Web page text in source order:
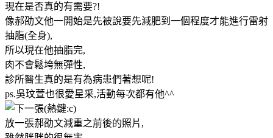
現在是否真的有需要?!
像郝劭文他一開始是先被說要先減肥到一個程度才能進行雷射
抽脂(全身),
所以現在他抽脂完,
肉不會鬆垮無彈性,
診所醫生真的是有為病患們著想呢!
ps.吳玟萱也很愛星采,活動每次都有他^^
放一張郝劭文減重之前後的照片,